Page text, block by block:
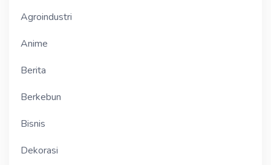
Agroindustri
Anime
Berita
Berkebun
Bisnis
Dekorasi